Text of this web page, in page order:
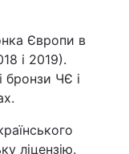
Європи в
і 2019).
бронзи ЧЄ і
ліцензію.